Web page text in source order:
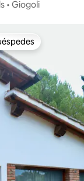
• Giogoli
preferido